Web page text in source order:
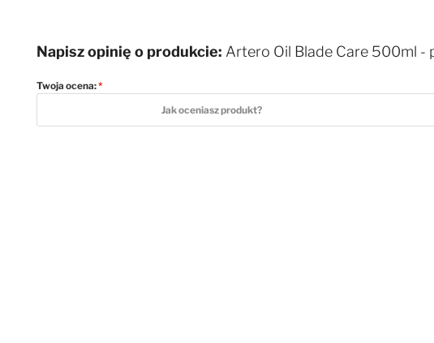
Napisz opinię o produkcie: Artero Oil Blade Care 500ml -
Twoja ocena:
Jak oceniasz produkt?
5 stars